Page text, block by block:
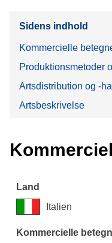
Sidens indhold
Kommercielle
Produktionsmetoder
Artsdistribution og -
Artsbeskrivelse
Italien